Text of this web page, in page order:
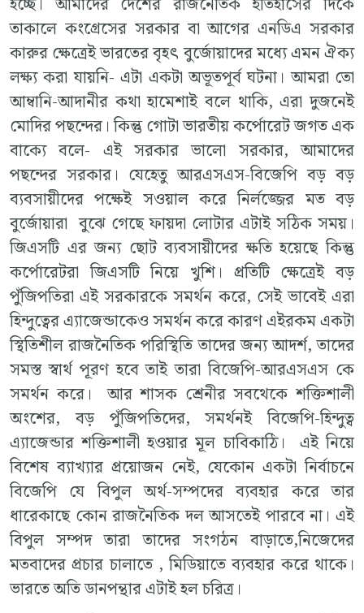
তাকালে কংগ্রেসের সরকার বা আগের এনডিএ সরকার
কারুর ক্ষেত্রেই ভারতের বৃহৎ বুর্জোয়াদের মধ্যে এমন ঐক্য
লক্ষ্য করা যায়নি- এটা একটা অভূতপূর্ব ঘটনা। আমরা তো
আম্বানি-আদানীর কথা হামেশাই বলে থাকি, এরা দুজনেই
মোদির পছন্দের। কিন্তু গোটা ভারতীয় কর্পোরেট জগত এক
বাক্যে বলে- এই সরকার ভালো সরকার, আমাদের
পছন্দের সরকার। যেহেতু আরএসএস-বিজেপি বড় বড়
ব্যবসায়ীদের পক্ষেই সওয়াল করে নির্লজ্জের মত বড়
বুর্জোয়ারা বুঝে গেছে ফায়দা লোটার এটাই সঠিক সময়।
জিএসটি এর জন্য ছোট ব্যবসায়ীদের ক্ষতি হয়েছে কিন্তু
কর্পোরেটরা জিএসটি নিয়ে খুশি। প্রতিটি ক্ষেত্রেই বড়
পুঁজিপতিরা এই সরকারকে সমর্থন করে, সেই ভাবেই এরা
হিন্দুত্বের এ্যাজেন্ডাকেও সমর্থন করে কারণ এইরকম একটা
স্থিতিশীল রাজনৈতিক পরিস্থিতি তাদের জন্য আদর্শ, তাদের
সমস্ত স্বার্থ পূরণ হবে তাই তারা বিজেপি-আরএসএস কে
সমর্থন করে। আর শাসক শ্রেনীর সবথেকে শক্তিশালী
অংশের, বড় পুঁজিপতিদের, সমর্থনই বিজেপি-হিন্দুত্ব
এ্যাজেন্ডার শক্তিশালী হওয়ার মূল চাবিকাঠি। এই নিয়ে
বিশেষ ব্যাখ্যার প্রয়োজন নেই, যেকোন একটা নির্বাচনে
বিজেপি যে বিপুল অর্থ-সম্পদের ব্যবহার করে তার
ধারেকাছে কোন রাজনৈতিক দল আসতেই পারবে না। এই
বিপুল সম্পদ তারা তাদের সংগঠন বাড়াতে,নিজেদের
মতবাদের প্রচার চালাতে , মিডিয়াতে ব্যবহার করে থাকে।
ভারতে অতি ডানপন্থার এটাই হল চরিত্র।